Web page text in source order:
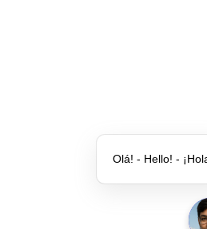
Olá! - Hello! -